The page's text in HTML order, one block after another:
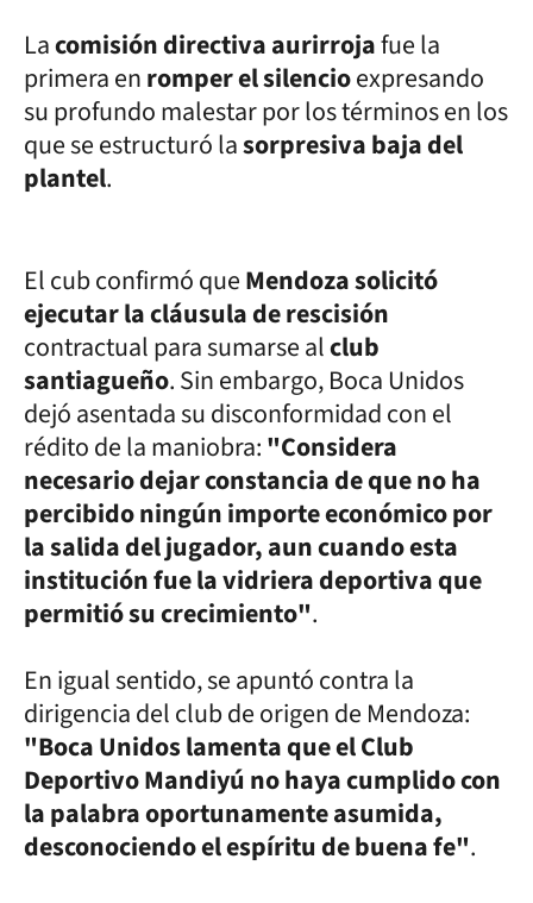
Lacomisión directiva aurirrojafue la
primera enromper el silencioexpresando
su profundo malestar por los términos en los
que se estructuró lasorpresiva baja del
plantel.
El cub confirmó queMendoza solicitó
ejecutar la cláusula de rescisión
contractual para sumarse alclub
santiagueño. Sin embargo, Boca Unidos
dejó asentada su disconformidad con el
rédito de la maniobra:"Considera
necesario dejar constancia de que no ha
percibido ningún importe económico por
la salida del jugador, aun cuando esta
institución fue la vidriera deportiva que
permitió su crecimiento".
En igual sentido, se apuntó contra la
dirigencia del club de origen de Mendoza:
"Boca Unidos lamenta que el Club
Deportivo Mandiyú no haya cumplido con
la palabra oportunamente asumida,
desconociendo el espíritu de buena fe".